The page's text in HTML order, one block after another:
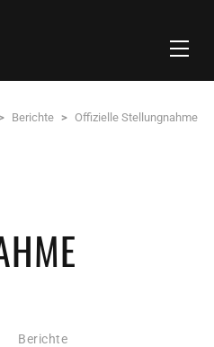
Berichte > Offizielle Stellungnahme
Berichte